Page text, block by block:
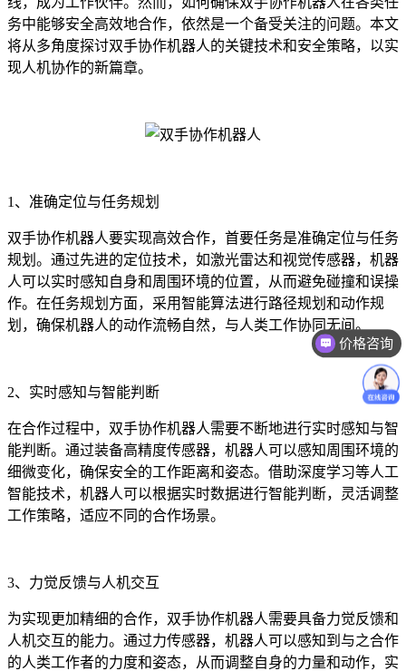
务中能够安全高效地合作，依然是一个备受关注的问题。本文
将从多角度探讨双手协作机器人的关键技术和安全策略，以实
现人机协作的新篇章。
1、准确定位与任务规划
双手协作机器人要实现高效合作，首要任务是准确定位与任务
规划。通过先进的定位技术，如激光雷达和视觉传感器，机器
人可以实时感知自身和周围环境的位置，从而避免碰撞和误操
作。在任务规划方面，采用智能算法进行路径规划和动作规
划，确保机器人的动作流畅自然，与人类工作协同无间。
2、实时感知与智能判断
在合作过程中，双手协作机器人需要不断地进行实时感知与智
能判断。通过装备高精度传感器，机器人可以感知周围环境的
细微变化，确保安全的工作距离和姿态。借助深度学习等人工
智能技术，机器人可以根据实时数据进行智能判断，灵活调整
工作策略，适应不同的合作场景。
3、力觉反馈与人机交互
为实现更加精细的合作，双手协作机器人需要具备力觉反馈和
人机交互的能力。通过力传感器，机器人可以感知到与之合作
的人类工作者的力度和姿态，从而调整自身的力量和动作，实
价格咨询
售后技术支持